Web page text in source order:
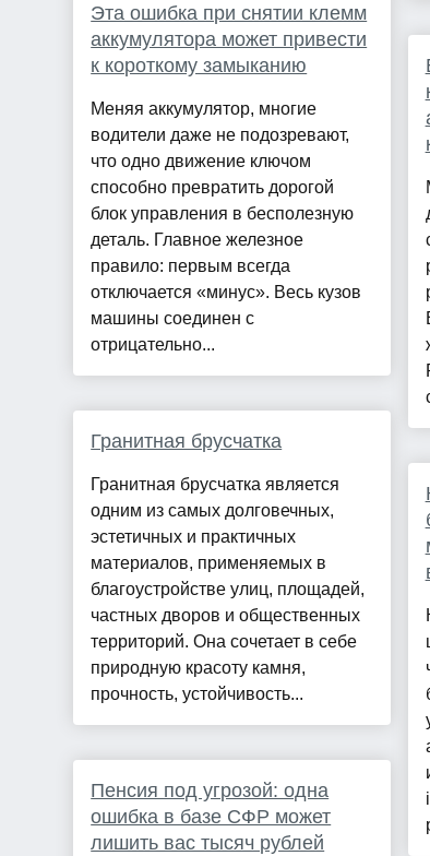
Эта ошибка при снятии клемм
аккумулятора может привести
к короткому замыканию
Меняя аккумулятор, многие
водители даже не подозревают,
что одно движение ключом
способно превратить дорогой
блок управления в бесполезную
деталь. Главное железное
правило: первым всегда
отключается «минус». Весь кузов
машины соединен с
отрицательно...
Гранитная брусчатка
Гранитная брусчатка является
одним из самых долговечных,
эстетичных и практичных
материалов, применяемых в
благоустройстве улиц, площадей,
частных дворов и общественных
территорий. Она сочетает в себе
природную красоту камня,
прочность, устойчивость...
Пенсия под угрозой: одна
ошибка в базе СФР может
лишить вас тысяч рублей